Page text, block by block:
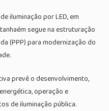
iluminação por LED, em
segue na estruturação
(PPP) para modernização do
prevê o desenvolvimento,
operação e
de iluminação pública.